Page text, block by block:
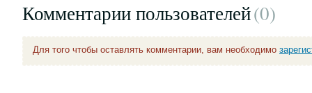
Комментарии пользователей(0)
Для того чтобы оставлять комментарии, вам необходимо